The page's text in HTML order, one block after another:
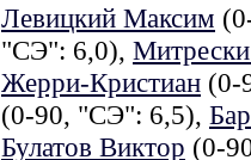
Левицкий Максим
"СЭ": 6,0),
Жерри-Кристиан (0-
(0-90, "СЭ": 6,5),
Булатов Виктор (0-